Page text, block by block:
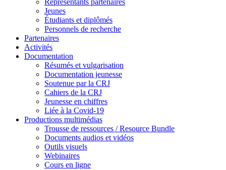
Représentants partenaires
Jeunes
Étudiants et diplômés
Personnels de recherche
Partenaires
Activités
Documentation
Résumés et vulgarisation
Documentation jeunesse
Soutenue par la CRJ
Cahiers de la CRJ
Jeunesse en chiffres
Liée à la Covid-19
Productions multimédias
Trousse de ressources / Resource Bundle
Documents audios et vidéos
Outils visuels
Webinaires
Cours en ligne